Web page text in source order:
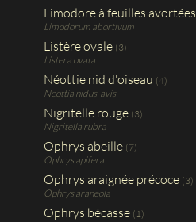
Limodore à feuilles avortées
Limodorum abortivum
Listère ovale (3)
Listera ovata
Néottie nid d'oiseau (4)
Neottia nidus-avis
Nigritelle rouge (3)
Nigritella rubra
Ophrys abeille (7)
Ophrys apifera
Ophrys araignée précoce (3)
Ophrys araneola
Ophrys bécasse (1)